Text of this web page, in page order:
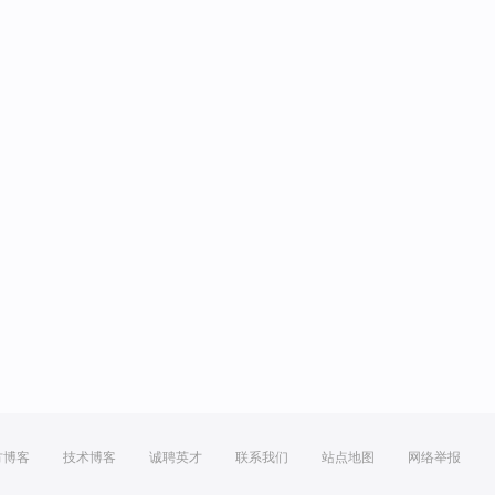
博客 技术博客 诚聘英才 联系我们 站点地图 网络举报